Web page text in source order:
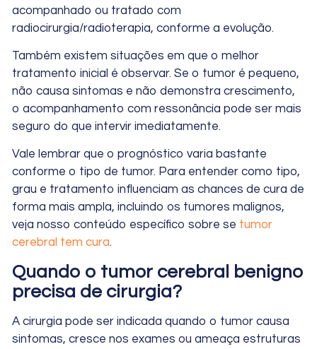
acompanhado ou tratado com
radiocirurgia/radioterapia, conforme a evolução.
Também existem situações em que o melhor
tratamento inicial é observar. Se o tumor é pequeno,
não causa sintomas e não demonstra crescimento,
o acompanhamento com ressonância pode ser mais
seguro do que intervir imediatamente.
Vale lembrar que o prognóstico varia bastante
conforme o tipo de tumor. Para entender como tipo,
grau e tratamento influenciam as chances de cura de
forma mais ampla, incluindo os tumores malignos,
veja nosso conteúdo específico sobre se tumor
cerebral tem cura.
Quando o tumor cerebral benigno
precisa de cirurgia?
A cirurgia pode ser indicada quando o tumor causa
sintomas, cresce nos exames ou ameaça estruturas